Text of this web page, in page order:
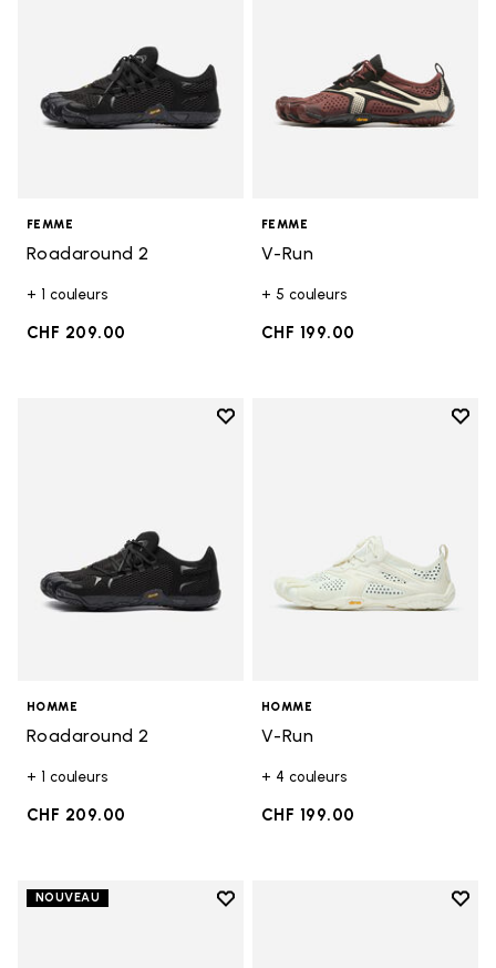
FEMME
Roadaround 2
+ 1 couleurs
CHF 209.00
FEMME
V-Run
+ 5 couleurs
CHF 199.00
Add to wishlist
HOMME
Roadaround 2
+ 1 couleurs
CHF 209.00
Add
HOMME
V-Run
+ 4 couleurs
CHF 199.00
NOUVEAU
Add to wishlist
Add